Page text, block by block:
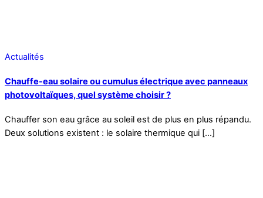
Actualités
Chauffe-eau solaire ou cumulus électrique avec panneaux
photovoltaïques, quel système choisir ?
Chauffer son eau grâce au soleil est de plus en plus répandu.
Deux solutions existent : le solaire thermique qui […]